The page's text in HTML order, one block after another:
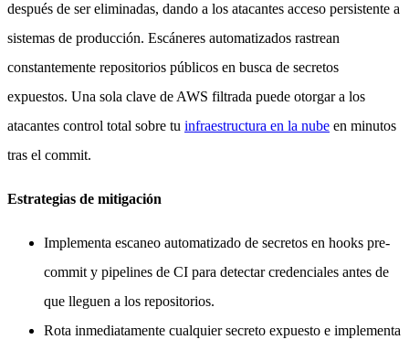
después de ser eliminadas, dando a los atacantes acceso persistente a
sistemas de producción. Escáneres automatizados rastrean
constantemente repositorios públicos en busca de secretos
expuestos. Una sola clave de AWS filtrada puede otorgar a los
atacantes control total sobre tu infraestructura en la nube en minutos
tras el commit.
Estrategias de mitigación
Implementa escaneo automatizado de secretos en hooks pre-
commit y pipelines de CI para detectar credenciales antes de
que lleguen a los repositorios.
Rota inmediatamente cualquier secreto expuesto e implementa